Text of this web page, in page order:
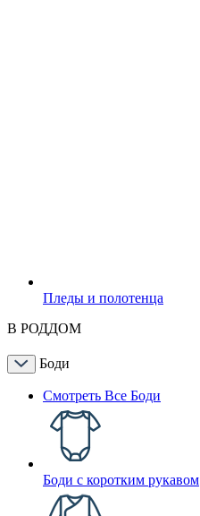
Пледы и полотенца
В РОДДОМ
Боди
Смотреть Все Боди
Боди с коротким рукавом